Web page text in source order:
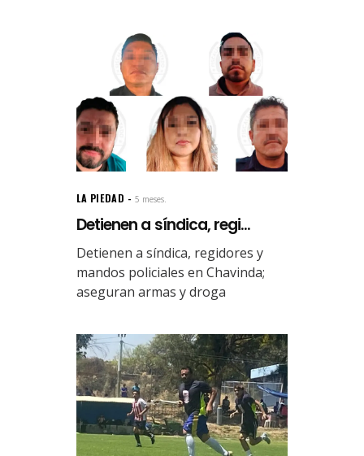
LA PIEDAD 5 meses.
Detienen a síndica, regi...
Detienen a síndica, regidores y
mandos policiales en Chavinda;
aseguran armas y droga